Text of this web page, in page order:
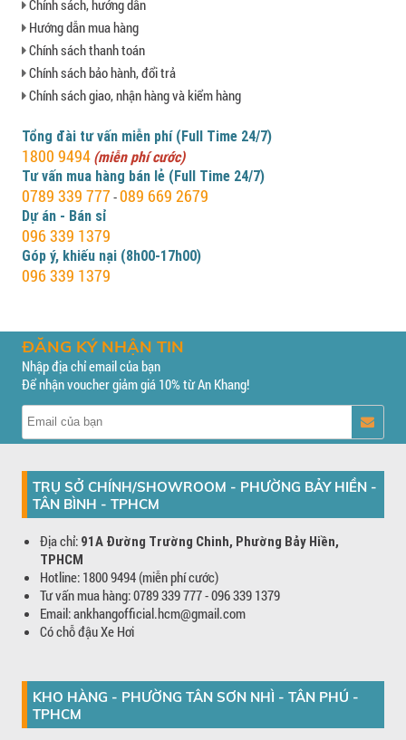
Chính sách, hướng dẫn
Hướng dẫn mua hàng
Chính sách thanh toán
Chính sách bảo hành, đổi trả
Chính sách giao, nhận hàng và kiểm hàng
Tổng đài tư vấn miễn phí (Full Time 24/7)
1800 9494 (miễn phí cước)
Tư vấn mua hàng bán lẻ (Full Time 24/7)
0789 339 777 -089 669 2679
Dự án - Bán sỉ
096 339 1379
Góp ý, khiếu nại (8h00-17h00)
096 339 1379
ĐĂNG KÝ NHẬN TIN
Nhập địa chỉ email của bạn
Để nhận voucher giảm giá 10% từ An Khang!
TRỤ SỞ CHÍNH/SHOWROOM - PHƯỜNG BẢY HIỀN -
TÂN BÌNH - TPHCM
Địa chỉ: 91A Đường Trường Chinh, Phường Bảy Hiền,
TPHCM
Hotline: 1800 9494 (miễn phí cước)
Tư vấn mua hàng: 0789 339 777 - 096 339 1379
Email: ankhangofficial.hcm@gmail.com
Có chỗ đậu Xe Hơi
KHO HÀNG - PHƯỜNG TÂN SƠN NHÌ - TÂN PHÚ -
TPHCM